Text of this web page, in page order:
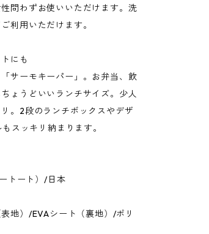
問わずお使いいただけます。洗
利用いただけます。
にも
サーモキーパー」。お弁当、飲
ょうどいいランチサイズ。少人
。2段のランチボックスやデザ
スッキリ納まります。
トート）/日本
地）/EVAシート（裏地）/ポリ